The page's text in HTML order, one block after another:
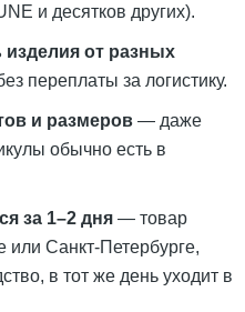
и десятков других).
от разных
переплаты за логистику.
и размеров — даже
обычно есть в
за 1–2 дня — товар
или Санкт-Петербурге,
в тот же день уходит в